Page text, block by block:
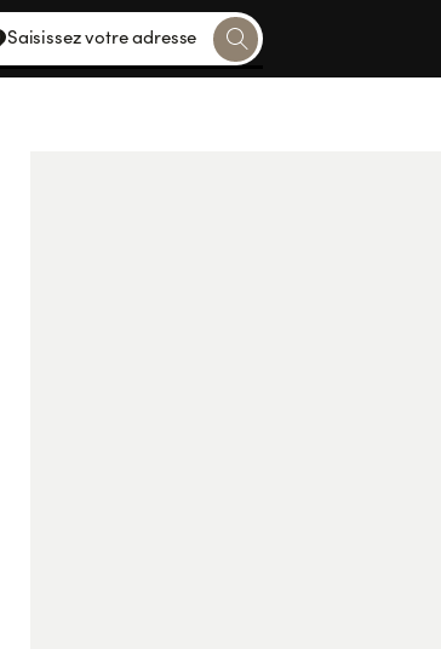
Saisissez votre adresse